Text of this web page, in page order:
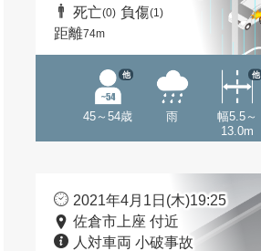
死亡(0) 負傷(1)
距離74m
45～54歳
他
雨
幅5.5～
13.0m
他
2021年4月1日(木)19:25
佐倉市上座 付近
人対車両 小破事故